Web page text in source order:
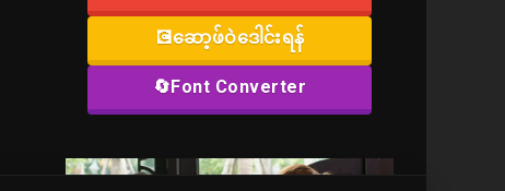
💽ဆော့ဖ်ဝဲဒေါင်းရန်
🔄Font Converter